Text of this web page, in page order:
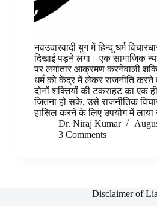
नवउदारवादी युग में हिन्दू धर्म
दिखाई पड़ने लगा। एक सामाजिक
पर लगातार आक्रमण करनेवाली
धर्म को केंद्र में लेकर राजनीति करने
दोनों शक्तियों की टकराहट का एक ही
जितना हो सके, उसे राजनीतिक
हासिल करने के लिए उपयोग में
Dr. Niraj Kumar
3 Comments
Disclaimer of